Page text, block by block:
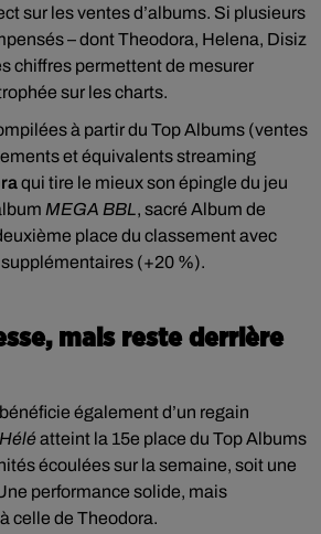
sur les ventes d’albums. Si plusieurs
– dont Theodora, Helena, Disiz
chiffres permettent de mesurer
sur les charts.
à partir du Top Albums (ventes
et équivalents streaming
qui tire le mieux son épingle du jeu
MEGA BBL, sacré Album de
place du classement avec
(+20 %).
mais reste derrière
bénéficie également d’un regain
Héléatteint la 15e place du Top Albums
écoulées sur la semaine, soit une
performance solide, mais
celle de Theodora.